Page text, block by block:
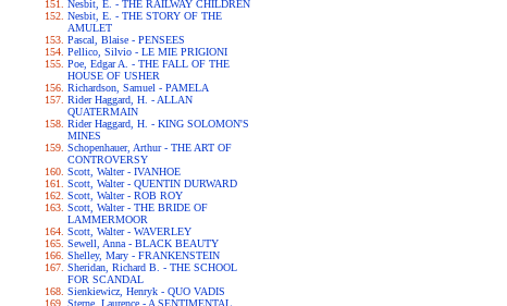
Nesbit, E. - THE RAILWAY CHILDREN
Nesbit, E. - THE STORY OF THE
AMULET
Pascal, Blaise - PENSEES
Pellico, Silvio - LE MIE PRIGIONI
Poe, Edgar A. - THE FALL OF THE
HOUSE OF USHER
Richardson, Samuel - PAMELA
Rider Haggard, H. - ALLAN
QUATERMAIN
Rider Haggard, H. - KING SOLOMON'S
MINES
Schopenhauer, Arthur - THE ART OF
CONTROVERSY
Scott, Walter - IVANHOE
Scott, Walter - QUENTIN DURWARD
Scott, Walter - ROB ROY
Scott, Walter - THE BRIDE OF
LAMMERMOOR
Scott, Walter - WAVERLEY
Sewell, Anna - BLACK BEAUTY
Shelley, Mary - FRANKENSTEIN
Sheridan, Richard B. - THE SCHOOL
FOR SCANDAL
Sienkiewicz, Henryk - QUO VADIS
Sterne, Laurence - A SENTIMENTAL